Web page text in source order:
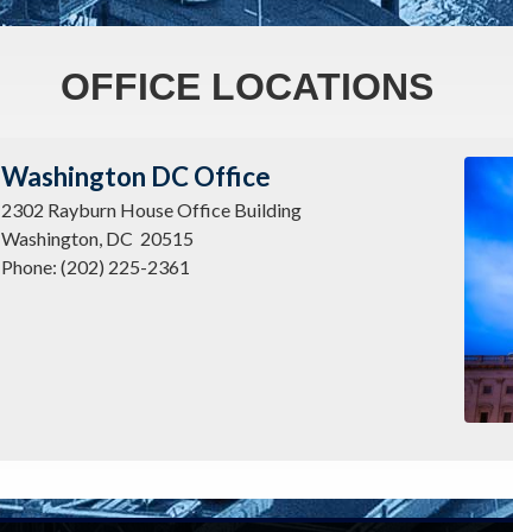
OFFICE LOCATIONS
Washington DC Office
2302 Rayburn House Office Building
Washington, DC 20515
Phone: (202) 225-2361